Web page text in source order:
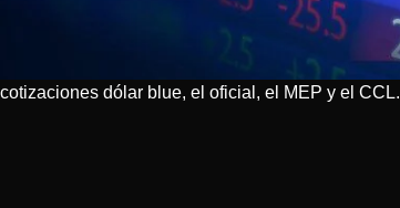
dólar blue, el oficial, el MEP y el CCL.